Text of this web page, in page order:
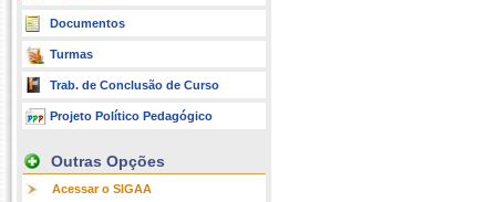
Documentos
Turmas
Trab. de Conclusão de Curso
Projeto Político Pedagógico
Outras Opções
Acessar o SIGAA